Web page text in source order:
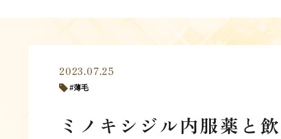
2023.07.25
薄毛
ミノキシジル内服薬と